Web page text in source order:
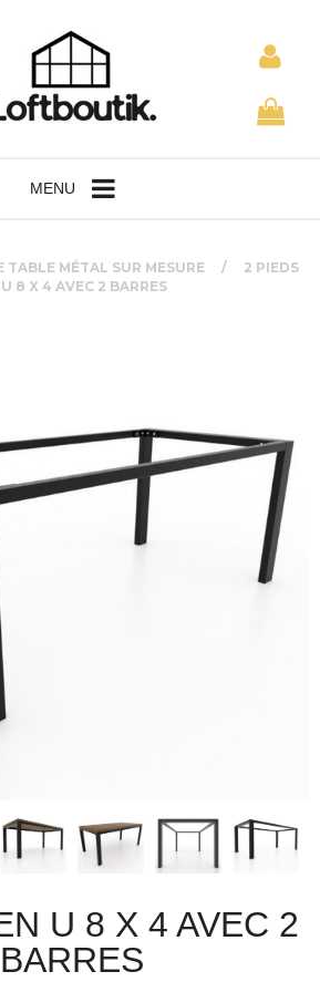
MENU
TABLE MÉTAL SUR MESURE
2 PIEDS
U 8 X 4 AVEC 2 BARRES
U 8 X 4 AVEC 2
BARRES